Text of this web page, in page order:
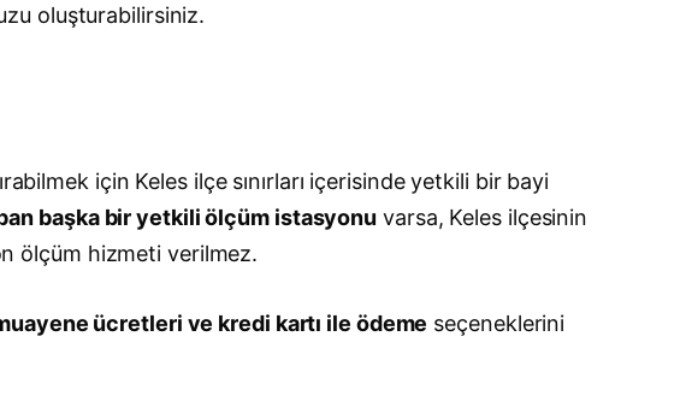
oluşturabilirsiniz.
için Keles ilçe sınırları içerisinde yetkili bir bayi
başka bir yetkili ölçüm istasyonu varsa, Keles ilçesinin
ölçüm hizmeti verilmez.
ücretleri ve kredi kartı ile ödeme seçeneklerini